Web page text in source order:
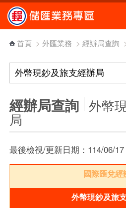
跳到主要內容區塊
首頁 > 外匯業務 > 經辦局查詢
經辦局查詢 外幣
局
最後檢視/更新日期：114/06/17
國際匯兌經
外幣現鈔及旅